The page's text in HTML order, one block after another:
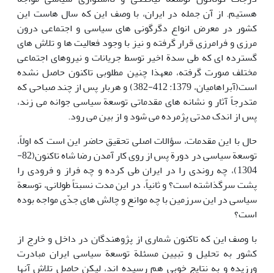
هستیم. از آن جمله در ایران، با وصف این که سال هاست این
کشور در معرض انواع دگرگونی های سیاسی و اجتماعی درون
مرزی و فرامرزی قرار گرفته و نیز با وجود فعالیت ها و تلاش های
گسترده ای که طی سدة اخیر توسط جریانات و نیروهای اجتماعی
مختلف صورت گرفته، معهذا چنین مطلوبی تاکنون حاصل نشده
است(آبراهامیان، 1379: 412-382) و هربار پس از چند صباحی که
متدرجاً آثار و نشانه های مقدماتی توسعة سیاسی جوانه می زند،
پس از اندک مدتی پژمرده می شود و از بین می رود.
حال با این مقدمات، سؤالات اصلی تحقیق حاضر این است که اولاً،
توسعة سیاسی در دورة پس از روی کار آمدن رضا شاه تاکنون(82-
1304)، چه روندی را در ایران طی کرده و چه فراز و فرودی را
پشت سرگذاشته است؟ و ثانیاً، در این مدت نسبتاً طولانی، توسعة
سیاسی در این سرزمین با چه موانع و چالش های جدّی مواجه بوده
است؟
با وصف این که تاکنون شماری از پژوهندگان در داخل و خارج از
کشور به تحلیل و تبیین مسئلة توسعة سیاسی ایران مبادرت
ورزیده و به نتایج خوبی هم رسیده اند، لیکن حاصل تلاش آنها